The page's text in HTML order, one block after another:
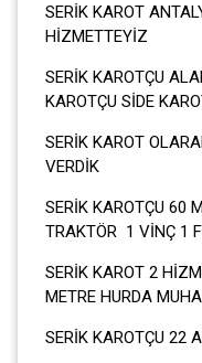
SERİK KAROT
HİZMETTEYİZ
SERİK KAROTÇU
KAROTÇU SİDE
SERİK KAROT
VERDİK
SERİK KAROTÇU 60
TRAKTÖR 1 VİNÇ 1
SERİK KAROT 2
METRE HURDA
SERİK KAROTÇU 22